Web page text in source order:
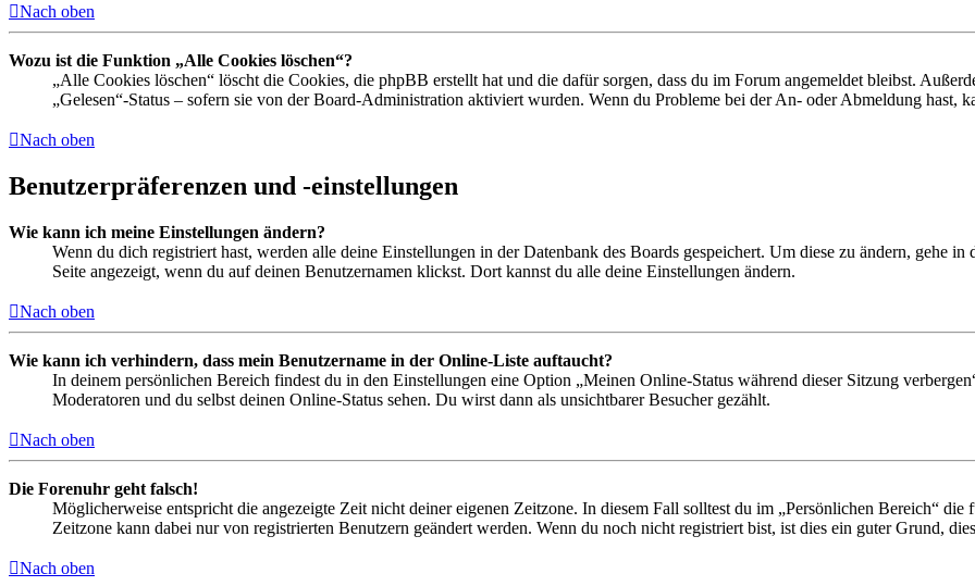
Nach oben
Wozu ist die Funktion „Alle Cookies löschen“?
„Alle Cookies löschen“ löscht die Cookies, die phpBB erstellt hat und die dafür sorgen, dass du im Forum angemeldet bleibst.
„Gelesen“-Status – sofern sie von der Board-Administration aktiviert wurden. Wenn du Probleme bei der An- oder Abmeldung hast,
Nach oben
Benutzerpräferenzen und -einstellungen
Wie kann ich meine Einstellungen ändern?
Wenn du dich registriert hast, werden alle deine Einstellungen in der Datenbank des Boards gespeichert. Um diese zu ändern, gehe
Seite angezeigt, wenn du auf deinen Benutzernamen klickst. Dort kannst du alle deine Einstellungen ändern.
Nach oben
Wie kann ich verhindern, dass mein Benutzername in der Online-Liste auftaucht?
In deinem persönlichen Bereich findest du in den Einstellungen eine Option „Meinen Online-Status während dieser Sitzung
Moderatoren und du selbst deinen Online-Status sehen. Du wirst dann als unsichtbarer Besucher gezählt.
Nach oben
Die Forenuhr geht falsch!
Möglicherweise entspricht die angezeigte Zeit nicht deiner eigenen Zeitzone. In diesem Fall solltest du im „Persönlichen Bereich“
Zeitzone kann dabei nur von registrierten Benutzern geändert werden. Wenn du noch nicht registriert bist, ist dies ein guter Grund,
Nach oben